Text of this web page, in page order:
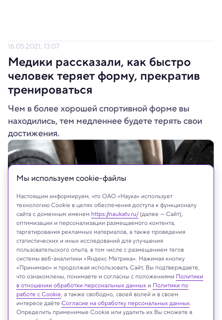
16.05.2021, 13:07
Медики рассказали, как быстро
человек теряет форму, прекратив
тренироваться
Чем в более хорошей спортивной форме вы
находились, тем медленнее будете терять свои
достижения.
На сайте могут быть использованы материалы
интернет-ресурсов Facebook и Instagram,
владельцем которых является компания Meta
Мы используем сookie-файлы
Настоящим информируем, что ОАО «Наука» использует
технологию Cookie в целях обеспечения доступа к функционалу
сайта с доменным именем https://naukatv.ru/(далее — Сайт),
оптимизации и персонализации размещаемого контента,
таргетирования рекламных материалов, а также проведения
статистических и иных исследований для улучшения
пользовательского опыта, в том числе с размещением тегов
системы веб-аналитики «Яндекс Метрика». Нажимая кнопку
«Принимаю» и продолжая использовать Сайт, Вы подтверждаете,
что ознакомлены, понимаете и согласны с положениями Политики
в отношении обработки персональных данных и Политики по
работе с Cookie, а также свободно, своей волей и в своем
интересе даёте Согласие на обработку персональных данных.
Определить применимые Cookie или удалить их Вы сможете в